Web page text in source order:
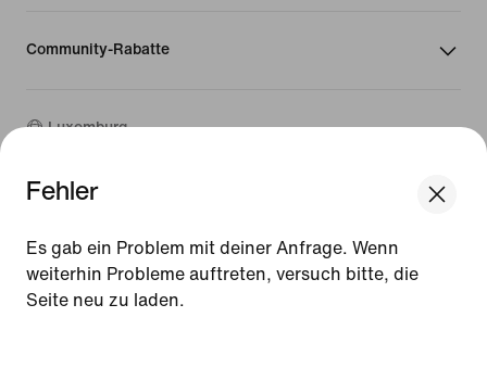
Update your location?
Luxemburg
Fehler
Es gab ein Problem mit deiner Anfrage. Wenn
weiterhin Probleme auftreten, versuch bitte, die
Seite neu zu laden.
Community-Rabatte
Luxemburg
© 2026Nike, Inc. Alle Rechte vorbehalten
Nutzungsbedingungen
Verkaufsbedingungen
Impressum